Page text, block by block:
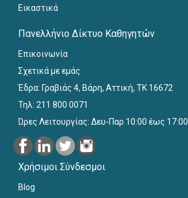
Εικαστικά
Πανελλήνιο Δίκτυο Καθηγητών
Επικοινωνία
Σχετικά με εμάς
Έδρα: Γραβιάς 4, Βάρη, Αττική, ΤΚ 16672
Τηλ: 211 800 0071
Ώρες Λειτουργίας: Δευ-Παρ 10:00 έως 17:00
Χρήσιμοι Σύνδεσμοι
Blog